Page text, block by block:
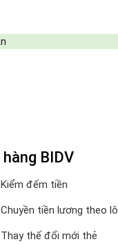
BIDV
Kiểm đếm tiền
Chuyền tiền lương theo lô
Thay thế đổi mới thẻ